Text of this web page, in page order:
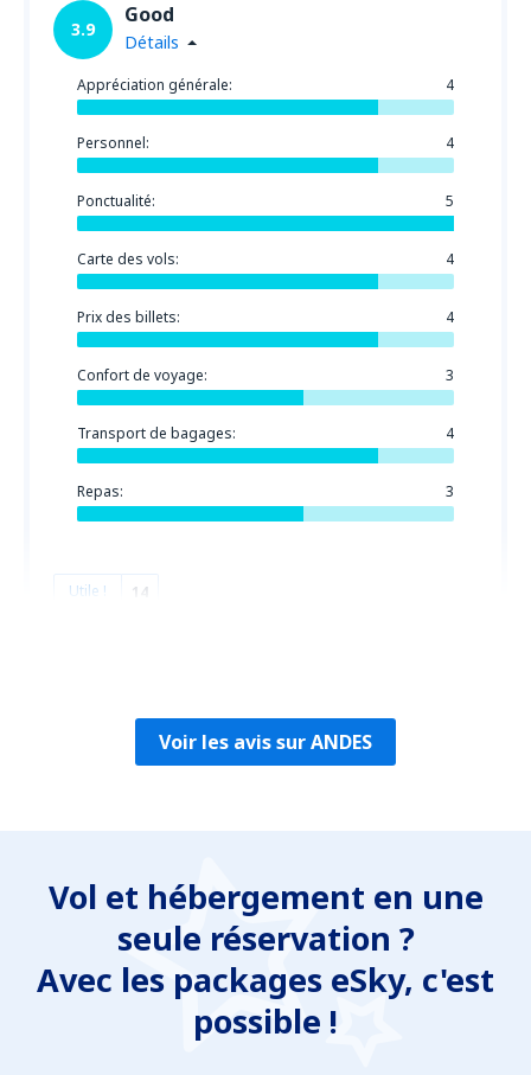
3.9
Good
Détails
Appréciation générale: 4
Personnel: 4
Ponctualité: 5
Carte des vols: 4
Prix des billets: 4
Confort de voyage: 3
Transport de bagages: 4
Repas: 3
Utile ! 14
Voir les avis sur ANDES
Vol et hébergement en une
seule réservation ?
Avec les packages eSky, c'est
possible !